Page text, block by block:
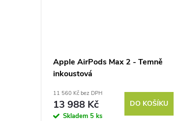
Apple AirPods Max 2 - Temně
inkoustová
11 560 Kč bez DPH
13 988 Kč
Skladem 5 ks
DO KOŠÍKU